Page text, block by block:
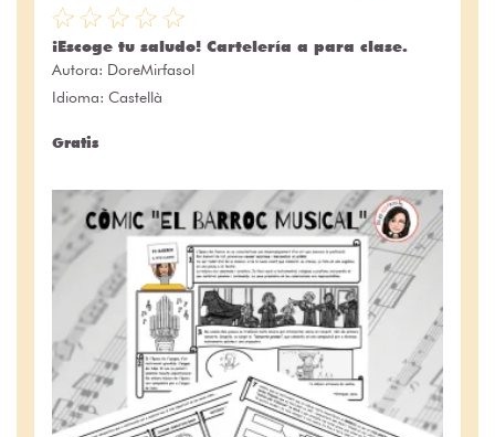
¡Escoge tu saludo! Cartelería a para clase.
Autora: DoreMirfasol
Idioma: Castellà
Gratis